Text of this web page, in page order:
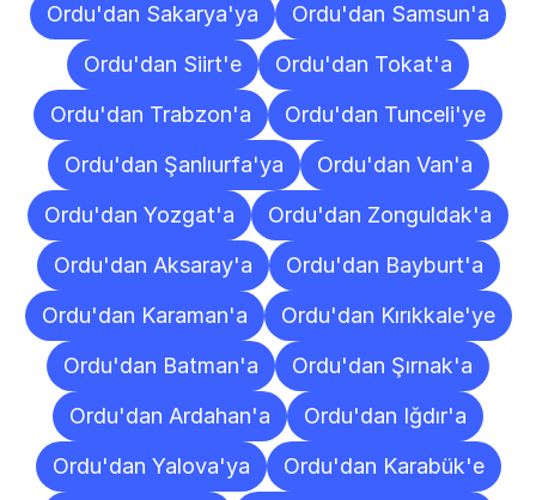
Ordu'dan Sakarya'ya
Ordu'dan Samsun'a
Ordu'dan Siirt'e
Ordu'dan Tokat'a
Ordu'dan Trabzon'a
Ordu'dan Tunceli'ye
Ordu'dan Şanlıurfa'ya
Ordu'dan Van'a
Ordu'dan Yozgat'a
Ordu'dan Zonguldak'a
Ordu'dan Aksaray'a
Ordu'dan Bayburt'a
Ordu'dan Karaman'a
Ordu'dan Kırıkkale'ye
Ordu'dan Batman'a
Ordu'dan Şırnak'a
Ordu'dan Ardahan'a
Ordu'dan Iğdır'a
Ordu'dan Yalova'ya
Ordu'dan Karabük'e